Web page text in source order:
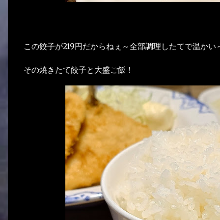
この餃子が219円だからねぇ～全部調理したてで温かい
その焼きたて餃子と大盛ご飯！